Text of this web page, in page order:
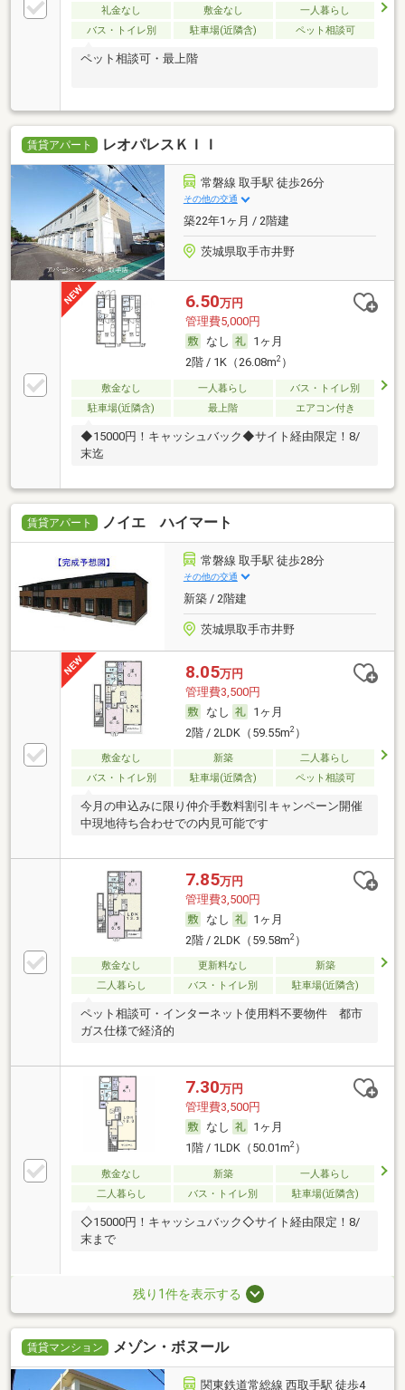
礼金なし 敷金なし
一人暮らし
バス・トイレ別
駐車場(近隣含) ペット相談可
ペット相談可・最上階
賃貸アパート レオパレスＫＩＩ
常磐線 取手駅 徒歩26分
その他の交通
築22年1ヶ月 / 2階建
茨城県取手市井野
6.50万円
管理費5,000円
なし
1ヶ月
2階 / 1K（26.08m2）
敷金なし 一人暮らし
バス・トイレ別
駐車場(近隣含)
最上階 エアコン付き
◆15000円！キャッシュバック◆サイト経由限定！8/
末迄
賃貸アパート ノイエ ハイマート
常磐線 取手駅 徒歩28分
その他の交通
新築 / 2階建
茨城県取手市井野
8.05万円
管理費3,500円
なし
1ヶ月
2階 / 2LDK（59.55m2）
敷金なし 新築
二人暮らし
バス・トイレ別
駐車場(近隣含) ペット相談可
今月の申込みに限り仲介手数料割引キャンペーン開催
中現地待ち合わせでの内見可能です
7.85万円
管理費3,500円
なし
1ヶ月
2階 / 2LDK（59.58m2）
敷金なし 更新料なし
新築
二人暮らし
バス・トイレ別 駐車場(近隣含)
ペット相談可・インターネット使用料不要物件 都市
ガス仕様で経済的
7.30万円
管理費3,500円
なし
1ヶ月
1階 / 1LDK（50.01m2）
敷金なし 新築
一人暮らし
二人暮らし
バス・トイレ別 駐車場(近隣含)
◇15000円！キャッシュバック◇サイト経由限定！8/
末まで
残り1件を表示する
賃貸マンション メゾン・ボヌール
関東鉄道常総線 西取手駅 徒歩4